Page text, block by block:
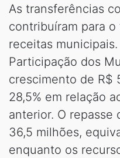
As transferências
contribuíram para
receitas
Participação dos
crescimento de R$
28,5% em relação
anterior. O repasse
36,5 milhões,
enquanto os